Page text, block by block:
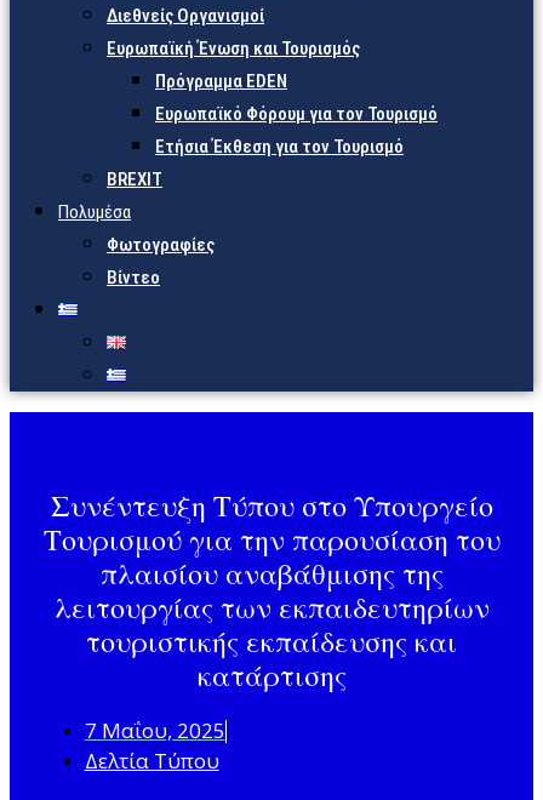
Διεθνείς Οργανισμοί
Ευρωπαϊκή Ένωση και Τουρισμός
Πρόγραμμα EDEN
Ευρωπαϊκό Φόρουμ για τον Τουρισμό
Ετήσια Έκθεση για τον Τουρισμό
BREXIT
Πολυμέσα
Φωτογραφίες
Βίντεο
Συνέντευξη Τύπου στο Υπουργείο
Τουρισμού για την παρουσίαση του
πλαισίου αναβάθμισης της
λειτουργίας των εκπαιδευτηρίων
τουριστικής εκπαίδευσης και
κατάρτισης
7 Μαΐου, 2025
Δελτία Τύπου